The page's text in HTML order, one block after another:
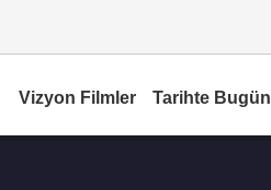
Vizyon Filmler Tarihte Bugün